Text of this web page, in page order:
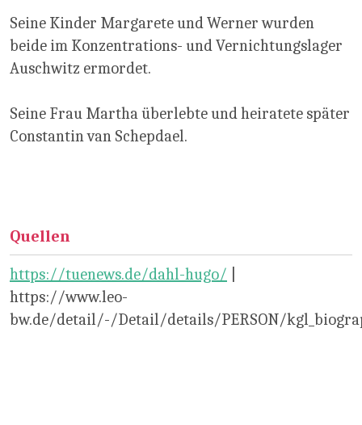
Seine Kinder Margarete und Werner wurden
beide im Konzentrations- und Vernichtungslager
Auschwitz ermordet.
Seine Frau Martha überlebte und heiratete später
Constantin van Schepdael.
Quellen
https://tuenews.de/dahl-hugo/
https://www.leo-
bw.de/detail/-/Detail/details/PERSON/